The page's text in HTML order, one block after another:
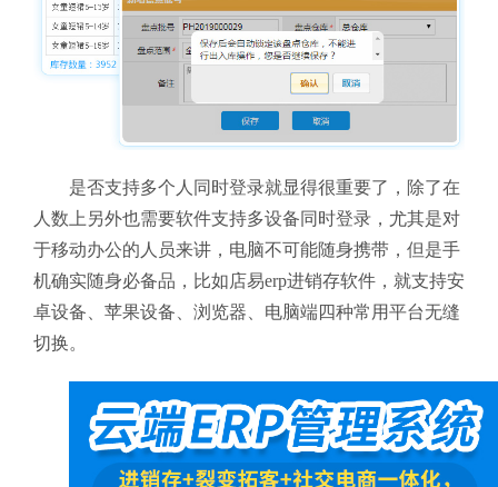
是否支持多个人同时登录就显得很重要了，除了在
人数上另外也需要软件支持多设备同时登录，尤其是对
于移动办公的人员来讲，电脑不可能随身携带，但是手
机确实随身必备品，比如店易erp进销存软件，就支持安
卓设备、苹果设备、浏览器、电脑端四种常用平台无缝
切换。